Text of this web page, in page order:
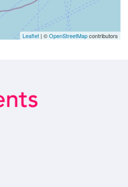
Leaflet | ©OpenStreetMapcontributors